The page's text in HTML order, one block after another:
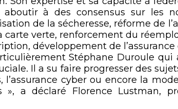
à des consensus sur les
de la sécheresse, réforme de
carte verte, renforcement du
développement de l’assurance
Stéphane Duroule qui
Il a su faire progresser des
l’assurance cyber ou encore la
», a déclaré Florence Lustman,